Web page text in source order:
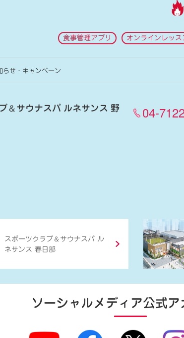
食事管理アプリ オンラインレッス
らせ・キャンペーン
＆サウナスパ ルネサンス 野 04-
スポーツクラブ ＆ サウナスパ ル
ネサンス 春日部
ソーシャルメディア公式ア